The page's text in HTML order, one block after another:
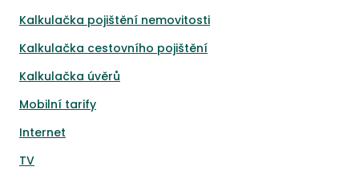
Kalkulačka pojištění nemovitosti
Kalkulačka cestovního pojištění
Kalkulačka úvěrů
Mobilní tarify
Internet
TV